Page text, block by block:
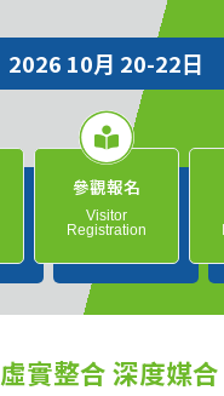
2026 10月 20-22日
參觀報名
Visitor
Registration
虛實整合 深度媒合